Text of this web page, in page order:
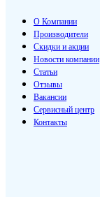
О Компании
Производители
Скидки и акции
Новости компании
Статьи
Отзывы
Вакансии
Сервисный центр
Контакты